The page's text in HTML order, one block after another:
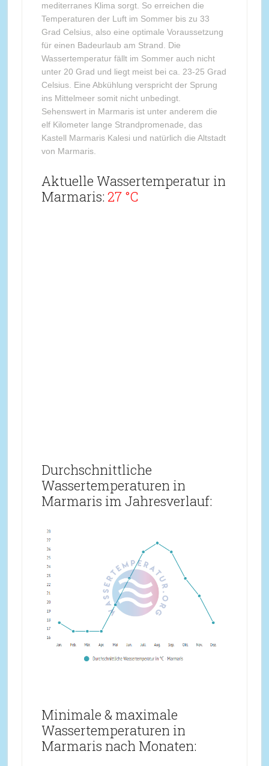
mediterranes Klima sorgt. So erreichen die
Temperaturen der Luft im Sommer bis zu 33
Grad Celsius, also eine optimale Voraussetzung
für einen Badeurlaub am Strand. Die
Wassertemperatur fällt im Sommer auch nicht
unter 20 Grad und liegt meist bei ca. 23-25 Grad
Celsius. Eine Abkühlung verspricht der Sprung
ins Mittelmeer somit nicht unbedingt.
Sehenswert in Marmaris ist unter anderem die
elf Kilometer lange Strandpromenade, das
Kastell Marmaris Kalesi und natürlich die Altstadt
von Marmaris.
Aktuelle Wassertemperatur in
Marmaris: 27 °C
Durchschnittliche
Wassertemperaturen in
Marmaris im Jahresverlauf:
Minimale & maximale
Wassertemperaturen in
Marmaris nach Monaten: